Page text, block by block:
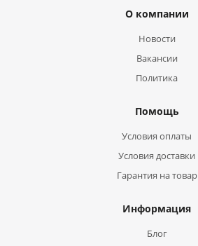
О компании
Новости
Вакансии
Политика
Помощь
Условия оплаты
Условия доставки
Гарантия на товар
Информация
Блог